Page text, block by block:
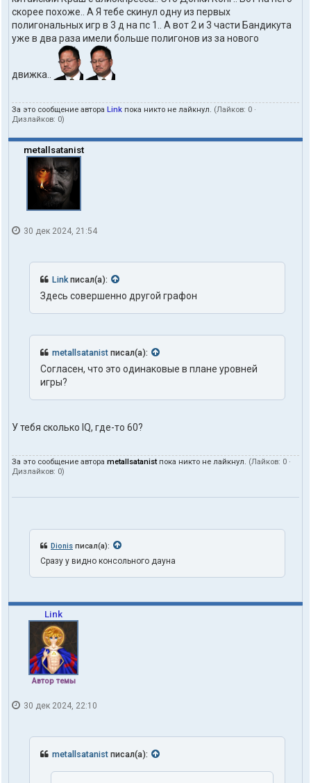
скорее похоже.. А Я тебе скинул одну из первых
полигональных игр в 3 д на пс 1.. А вот 2 и 3 части Бандикута
уже в два раза имели больше полигонов из за нового
движка..
За это сообщение автора Link пока никто не лайкнул. (Лайков: 0 ·
Дизлайков: 0)
metallsatanist
30 дек 2024, 21:54
Link писал(а):
Здесь совершенно другой графон
metallsatanist писал(а):
Согласен, что это одинаковые в плане уровней
игры?
У тебя сколько IQ, где-то 60?
За это сообщение автора metallsatanistпока никто не лайкнул. (Лайков: 0 ·
Дизлайков: 0)
Dionis писал(а):
Сразу у видно консольного дауна
Link
Автор темы
30 дек 2024, 22:10
metallsatanist писал(а):